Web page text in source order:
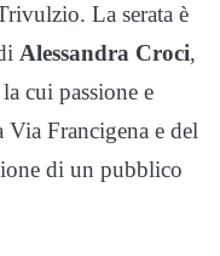
La serata è
Alessandra Croci,
cui passione e
Francigena e del
di un pubblico